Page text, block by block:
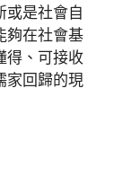
或是社會自
夠在社會基
得、可接收
家回歸的現